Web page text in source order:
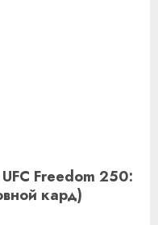
Freedom 250:
кард)